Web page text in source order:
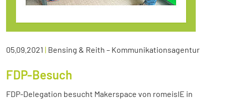
05.09.2021 | Bensing & Reith – Kommunikationsagentur
FDP-Besuch
FDP-Delegation besucht Makerspace von romeisIE in